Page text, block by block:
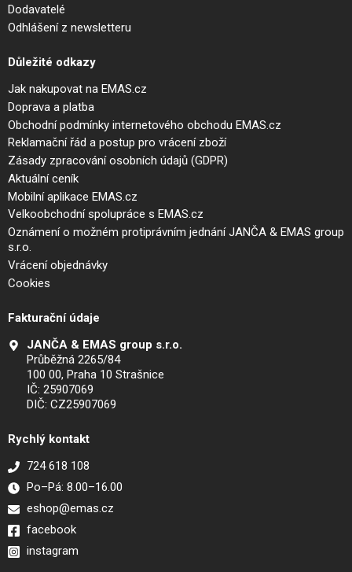
Dodavatelé
Odhlášení z newsletteru
Důležité odkazy
Jak nakupovat na EMAS.cz
Doprava a platba
Obchodní podmínky internetového obchodu EMAS.cz
Reklamační řád a postup pro vrácení zboží
Zásady zpracování osobních údajů (GDPR)
Aktuální ceník
Mobilní aplikace EMAS.cz
Velkoobchodní spolupráce s EMAS.cz
Oznámení o možném protiprávním jednání JANČA & EMAS group
s.r.o.
Vrácení objednávky
Cookies
Fakturační údaje
JANČA & EMAS group s.r.o.
Průběžná 2265/84
100 00, Praha 10 Strašnice
IČ: 25907069
DIČ: CZ25907069
Rychlý kontakt
724 618 108
Po–Pá: 8.00–16.00
eshop@emas.cz
facebook
instagram